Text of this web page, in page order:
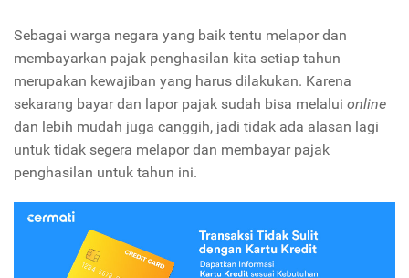
Sebagai warga negara yang baik tentu melapor dan
membayarkan pajak penghasilan kita setiap tahun
merupakan kewajiban yang harus dilakukan. Karena
sekarang bayar dan lapor pajak sudah bisa melalui online
dan lebih mudah juga canggih, jadi tidak ada alasan lagi
untuk tidak segera melapor dan membayar pajak
penghasilan untuk tahun ini.